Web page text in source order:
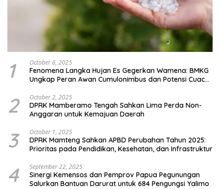
1 October 6, 2025
Fenomena Langka Hujan Es Gegerkan Wamena: BMKG
Ungkap Peran Awan Cumulonimbus dan Potensi Cuaca
2 October 2, 2025
DPRK Mamberamo Tengah Sahkan Lima Perda Non-
Anggaran untuk Kemajuan Daerah
3 October 1, 2025
DPRK Mamteng Sahkan APBD Perubahan Tahun 2025:
Prioritas pada Pendidikan, Kesehatan, dan Infrastruktur
4 September 22, 2025
Sinergi Kemensos dan Pemprov Papua Pegunungan
Salurkan Bantuan Darurat untuk 684 Pengungsi Yalimo